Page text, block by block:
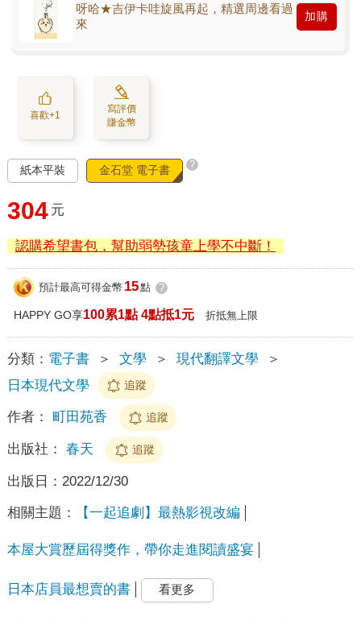
呀哈★吉伊卡哇旋風再起，精選周邊看過
來
加購
喜歡+1
寫評價
賺金幣
紙本平裝 金石堂 電子書 ?
304 元
認購希望書包，幫助弱勢孩童上學不中斷！
預計最高可得金幣 15點 ?
HAPPY GO享100累1點 4點抵1元 折抵無上限
分類： 電子書 ＞ 文學 ＞ 現代翻譯文學
＞
日本現代文學
追蹤
作者： 町田苑香 追蹤
出版社： 春天 追蹤
出版日： 2022/12/30
相關主題： 【一起追劇】最熱影視改編
本屋大賞歷屆得獎作，帶你走進閱讀盛宴
日本店員最想賣的書 看更多